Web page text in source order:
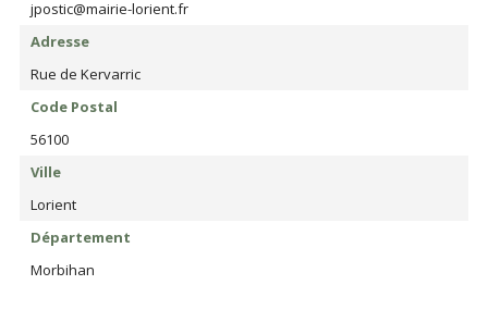
jpostic@mairie-lorient.fr
Adresse
Rue de Kervarric
Code Postal
56100
Ville
Lorient
Département
Morbihan